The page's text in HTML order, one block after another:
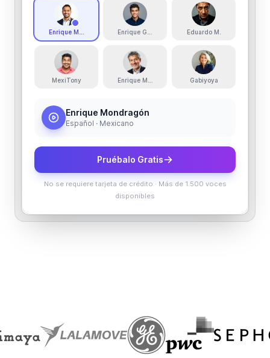
Enrique Mondragón Enrique González Eduardo M.
MexiTony Enrique M. Nieto Gabiyoya
Enrique Mondragón
Español · Mexicano
Pruébalo Gratis
No se requiere tarjeta de crédito · Más de 1.500 voces
disponibles